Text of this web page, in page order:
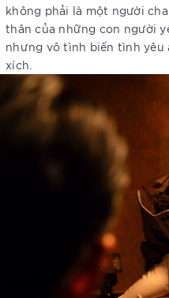
không phải là một người
thân của những con người
nhưng vô tình biến tình yêu
xích.